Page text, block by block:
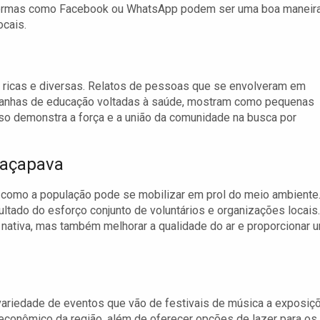
como Facebook ou WhatsApp podem ser uma boa
e diversas. Relatos de pessoas que se envolveram em
de educação voltadas à saúde, mostram como pequenas
demonstra a força e a união da comunidade na busca por
a população pode se mobilizar em prol do meio ambiente.
do esforço conjunto de voluntários e organizações locais.
mas também melhorar a qualidade do ar e proporcionar
de eventos que vão de festivais de música a